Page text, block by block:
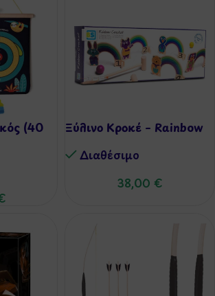
(40
Ξύλινο Κροκέ – Rainbow
Διαθέσιμo
38,00 €